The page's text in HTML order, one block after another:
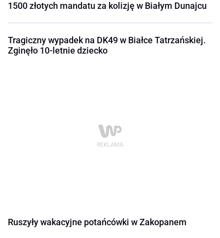
1500 złotych mandatu za kolizję w Białym Dunajcu
Tragiczny wypadek na DK49 w Białce Tatrzańskiej.
Zginęło 10-letnie dziecko
Ruszyły wakacyjne potańcówki w Zakopanem